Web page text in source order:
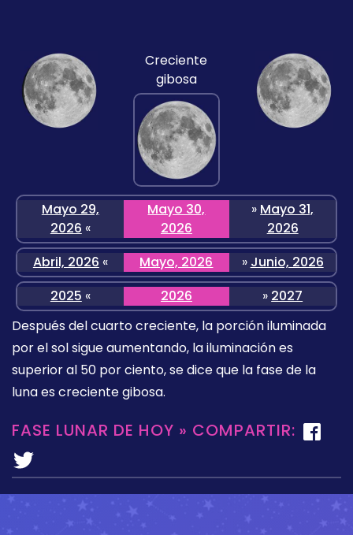
Creciente
gibosa
Mayo 29,
2026 «
Mayo 30,
2026
» Mayo 31,
2026
Abril, 2026 « Mayo, 2026 » Junio, 2026
2025 « 2026 » 2027
Después del cuarto creciente, la porción iluminada
por el sol sigue aumentando, la iluminación es
superior al 50 por ciento, se dice que la fase de la
luna es creciente gibosa.
FASE LUNAR DE HOY » COMPARTIR: